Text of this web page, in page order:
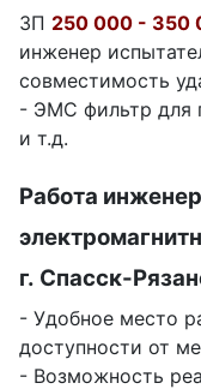
ЗП 250 000 - 350
инженер
совместимость
- ЭМС фильтр для
и т.д.
Работа
г. Спасск-
- Удобное место
доступности от
- Возможность